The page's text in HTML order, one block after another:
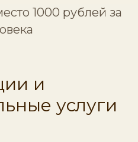
1000 рублей за
и
услуги